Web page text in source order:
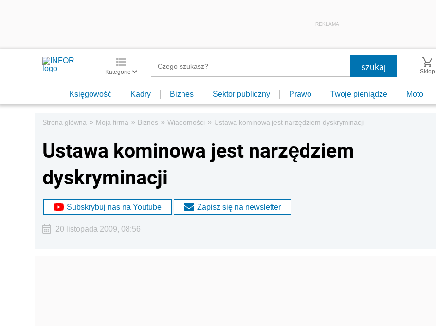
REKLAMA
Kategorie Sklep
Księgowość Kadry Biznes Sektor publiczny Prawo Twoje pieniądze Moto
Strona główna » Moja firma » Biznes » Wiadomości » Ustawa kominowa jest narzędziem dyskryminacji
Ustawa kominowa jest narzędziem
dyskryminacji
Subskrybuj nas na Youtube Zapisz się na newsletter
20 listopada 2009, 08:56